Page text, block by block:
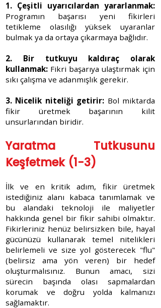
1. Çeşitli uyarıcılardan yararlanmak:
Programın başarısı yeni fikirleri
tetikleme olasılığı yüksek uyaranlar
bulmak ya da ortaya çıkarmaya bağlıdır.
2. Bir tutkuyu kaldıraç olarak
kullanmak: Fikri başarıya ulaştırmak için
sıkı çalışma ve adanmışlık gerekir.
3. Nicelik niteliği getirir: Bol miktarda
fikir üretmek başarının kilit
unsurlarından biridir.
Yaratma Tutkusunu
Keşfetmek (1-3)
İlk ve en kritik adım, fikir üretmek
istediğiniz alanı kabaca tanımlamak ve
bu alandaki teknoloji ile maliyetler
hakkında genel bir fikir sahibi olmaktır.
Fikirleriniz henüz belirsizken bile, hayal
gücünüzü kullanarak temel nitelikleri
belirlemeli ve size yol gösterecek "flu"
(belirsiz ama yön veren) bir hedef
oluşturmalısınız. Bunun amacı, sizi
sürecin başında olası sapmalardan
korumak ve doğru yolda kalmanızı
sağlamaktır.